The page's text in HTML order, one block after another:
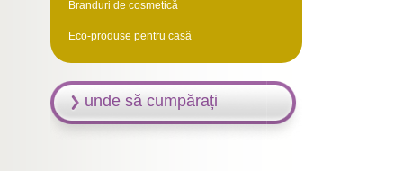
Branduri de cosmetică
Eco-produse pentru casă
unde să cumpărați